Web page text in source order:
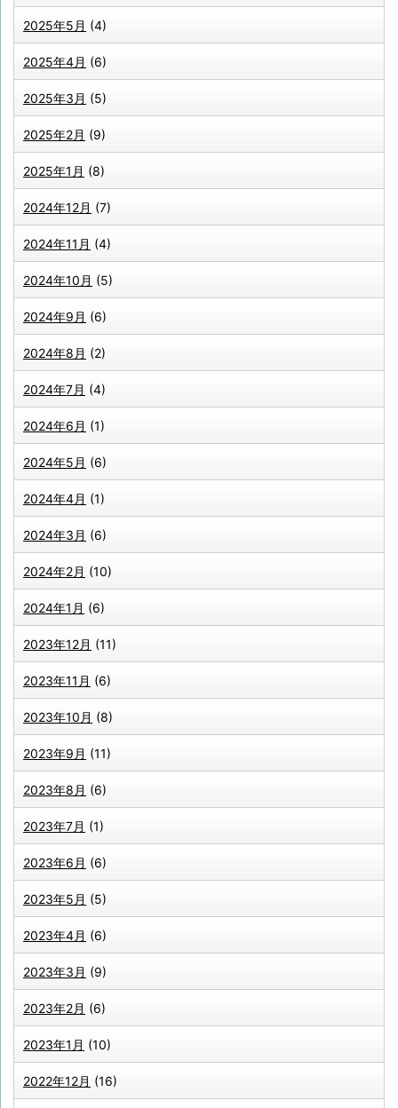
2025年5月 (4)
2025年4月 (6)
2025年3月 (5)
2025年2月 (9)
2025年1月 (8)
2024年12月 (7)
2024年11月 (4)
2024年10月 (5)
2024年9月 (6)
2024年8月 (2)
2024年7月 (4)
2024年6月 (1)
2024年5月 (6)
2024年4月 (1)
2024年3月 (6)
2024年2月 (10)
2024年1月 (6)
2023年12月 (11)
2023年11月 (6)
2023年10月 (8)
2023年9月 (11)
2023年8月 (6)
2023年7月 (1)
2023年6月 (6)
2023年5月 (5)
2023年4月 (6)
2023年3月 (9)
2023年2月 (6)
2023年1月 (10)
2022年12月 (16)